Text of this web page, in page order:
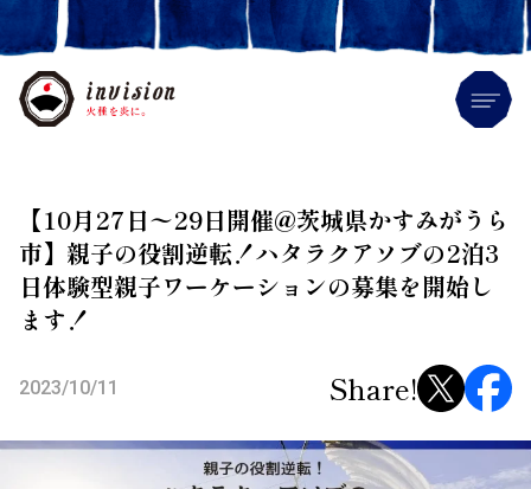
【10月27日〜29日開催@茨城県かすみがうら
市】親子の役割逆転！ハタラク アソブの2泊3
日体験型親子ワーケーションの募集を開始し
ます！
2023/10/11 Share!